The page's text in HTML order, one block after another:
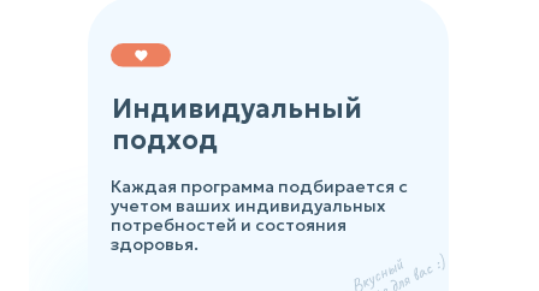
Индивидуальный
подход
Каждая программа подбирается с
учетом ваших индивидуальных
потребностей и состояния
здоровья.